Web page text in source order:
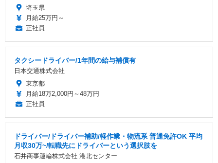
埼玉県
月給25万円～
正社員
タクシードライバー/1年間の給与補償有
日本交通株式会社
東京都
月給18万2,000円～48万円
正社員
ドライバー/ドライバー補助/軽作業・物流系 普通免許OK 平均
月収30万~/転職先にドライバーという選択肢を
石井商事運輸株式会社 港北センター